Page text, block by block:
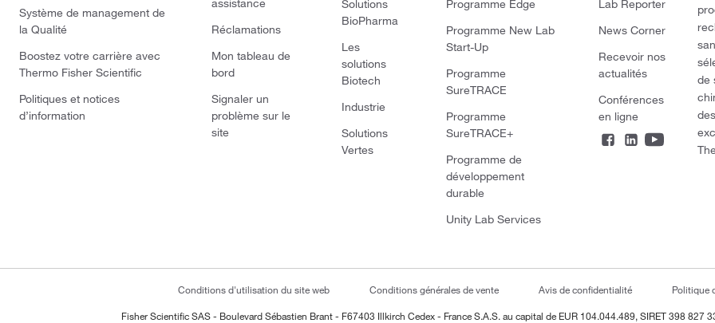
Système de management de
la Qualité
Boostez votre carrière avec
Thermo Fisher Scientific
Politiques et notices
d’information
assistance
Réclamations
Mon tableau de
bord
Signaler un
problème sur le
site
Solutions
BioPharma
Les
solutions
Biotech
Industrie
Solutions
Vertes
Programme Edge
Programme New Lab
Start-Up
Programme
SureTRACE
Programme
SureTRACE+
Programme de
développement
durable
Unity Lab Services
Lab Reporter
News Corner
Recevoir nos
actualités
Conférences
en ligne
de
Conditions d'utilisation du site web Conditions générales de vente Avis de confidentialité Politique
Fisher Scientific SAS - Boulevard Sébastien Brant - F67403 Illkirch Cedex - France S.A.S. au capital de EUR 104.044.489, SIRET 398 827